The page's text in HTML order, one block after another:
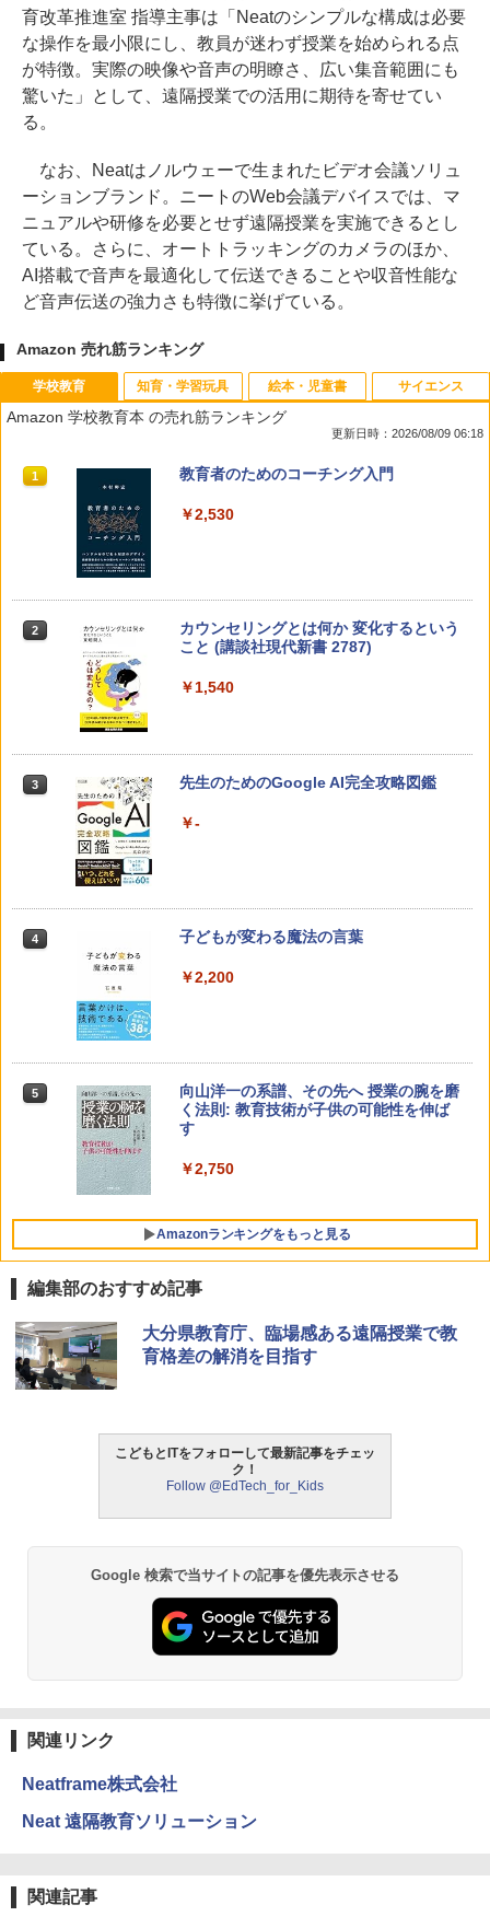
育改革推進室 指導主事は「Neatのシンプルな構成は必要
な操作を最小限にし、教員が迷わず授業を始められる点
が特徴。実際の映像や音声の明瞭さ、広い集音範囲にも
驚いた」として、遠隔授業での活用に期待を寄せてい
る。
なお、Neatはノルウェーで生まれたビデオ会議ソリュ
ーションブランド。ニートのWeb会議デバイスでは、マ
ニュアルや研修を必要とせず遠隔授業を実施できるとし
ている。さらに、オートトラッキングのカメラのほか、
AI搭載で音声を最適化して伝送できることや収音性能な
ど音声伝送の強力さも特徴に挙げている。
Amazon 売れ筋ランキング
学校教育
Amazon 学校教育本 の売れ筋ランキング
更新日時：2026/08/09 06:18
1 教育者のためのコーチング入門
￥2,530
2
カウンセリングとは何か 変化するという
こと (講談社現代新書 2787)
￥1,540
3 先生のためのGoogle AI完全攻略図鑑
￥-
4 子どもが変わる魔法の言葉
￥2,200
5
向山洋一の系譜、その先へ 授業の腕を磨
く法則: 教育技術が子供の可能性を伸ば
す
￥2,750
Amazonランキングをもっと見る
知育・学習玩具
1
Amazon Fire HD 10 キッズモデル (10イ
ンチ) ピンク 対象年齢3歳から 数千点の
キッズコンテンツが1年間使い放題
パイロット スイスイおえかき for Study
な・カタカナ・すうじ・ABC 3歳以上 知
育
￥2,073
版(KUMON PUBLISHING) くもんの日本
絵本・児童書
1
タッチペンで音が聞ける!はじめてずかん
1000 英語つき ([バラエティ])
中学英語をもう一度ひとつひとつわかり
やすく。改訂版
仮面ライダー 改造人間 限定ケース版
4
サイエンス
1
ThinkFun ボードゲーム 「サーキット・
メイズ」 配線回路をプログラミングする
日本語説明書付 8歳~ 76341 誕生日 クリ
ーム
￥1,980
物理実験モデル楽器電磁気教材を教える
Galtonplatteの物理的な機器
クリエイティブトイビルド、シンプルな
編集部のおすすめ記事
大分県教育庁、臨場感ある遠隔授業で教
育格差の解消を目指す
こどもとITをフォローして最新記事をチェッ
ク！
Follow @EdTech_for_Kids
Google 検索で当サイトの記事を優先表示させる
関連リンク
Neatframe株式会社
Neat 遠隔教育ソリューション
関連記事